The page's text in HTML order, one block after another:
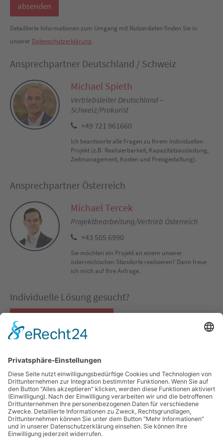
Detaillierte Informationen zum Umgang mit Nutzerdaten finden Sie in
unserer Datenschutzerklärung.
Ansprechpartner Deutschland / Schweiz
Michael Spieth
Vertriebsleiter Deutschland –
Schweiz/Prokurist
+49 721 961660
Ich beantworte alle Fragen zu Ihrem individuellen
Projekt (z.B. Realisierbarkeit, Kapazitätsauslastung,
Zeitmanagement, Kosten und Preisgestaltung).
Ansprechpartner Österreich
Michael Tercek
Projektbearbeitung/Vertrieb Österreich
+43 505 6990
Sie möchten ein Projekt an einem unserer
österreichischen Standorte realisieren? Dann freue
ich mich auf Ihre Anfrage.
Individuelle Lösung gesucht?
QUICKLINKS
Co-Packing
SOCIAL MEDIA